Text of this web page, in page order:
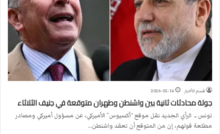
قسم الأخبار 2026-02-14
جولة محادثات ثانية بين واشنطن وطهران متوقعة في جنيف الثلاثاء
تونس ــ الرأي الجديد نقل موقع “أكسيوس” الأميركي، عن مسؤول أميركي ومصادر
مطلعة قولهم، إن من المتوقع أن تعقد واشنطن…